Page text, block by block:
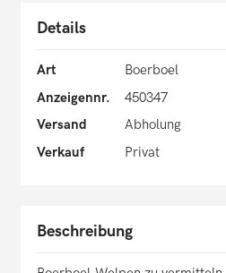
Details
Art
Boerboel
Anzeigennr.
450347
Versand
Abholung
Verkauf
Privat
Beschreibung